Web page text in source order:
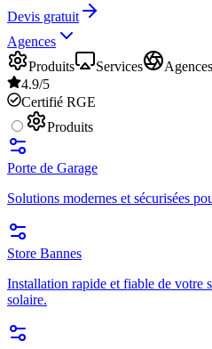
Devis gratuit
Agences
Produits
Services Agences
4.9/5
Certifié RGE
Produits
Porte de Garage
Solutions modernes et sécurisées
Store Bannes
Installation rapide et fiable de votre
solaire.